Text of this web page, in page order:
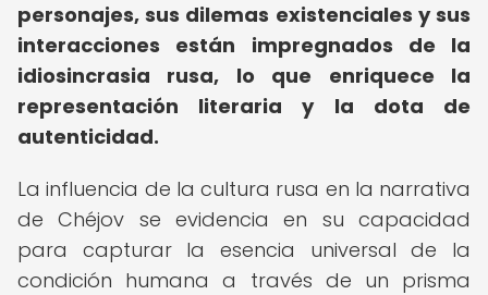
personajes, sus dilemas existenciales y sus
interacciones están impregnados de la
idiosincrasia rusa, lo que enriquece la
representación literaria y la dota de
autenticidad.
La influencia de la cultura rusa en la narrativa
de Chéjov se evidencia en su capacidad
para capturar la esencia universal de la
condición humana a través de un prisma